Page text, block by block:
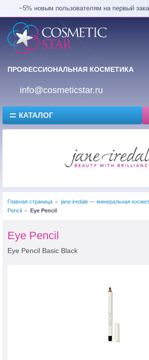
−5% новым пользователям на первый
ПРОФЕССИОНАЛЬНАЯ КОСМЕТИКА
info@cosmeticstar.ru
КАТАЛОГ
Главная страница jane iredale — минеральная
Pencil
Eye Pencil
Eye Pencil
Eye Pencil Basic Black